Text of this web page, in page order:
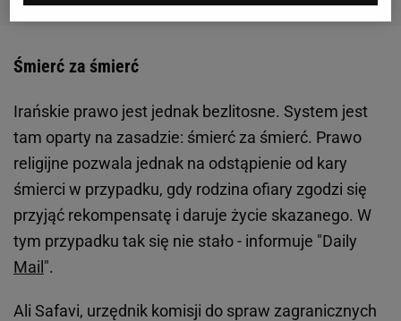
Śmierć za śmierć
Irańskie prawo jest jednak bezlitosne. System jest
tam oparty na zasadzie: śmierć za śmierć. Prawo
religijne pozwala jednak na odstąpienie od kary
śmierci w przypadku, gdy rodzina ofiary zgodzi się
przyjąć rekompensatę i daruje życie skazanego. W
tym przypadku tak się nie stało - informuje "Daily
Mail".
Ali Safavi, urzędnik komisji do spraw zagranicznych